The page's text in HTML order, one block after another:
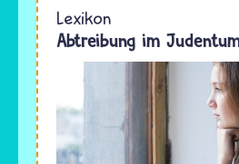
Lexikon
Abtreibung im